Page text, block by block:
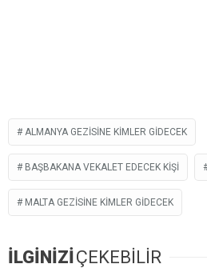
ALMANYA GEZISINE KIMLER GIDECEK
BAŞBAKANA VEKALET EDECEK KIŞI
MALTA GEZISINE KIMLER GIDECEK
İLGİNİZİÇEKEBİLİR